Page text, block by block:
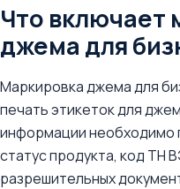
Что включает
джема для
Маркировка джема для
печать этикеток для
информации необходимо
статус продукта, код ТН
разрешительных